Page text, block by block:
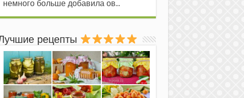
немного больше добавила ов...
рецепты